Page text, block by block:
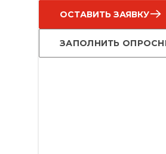
ОСТАВИТЬ ЗАЯВКУ
ЗАПОЛНИТЬ